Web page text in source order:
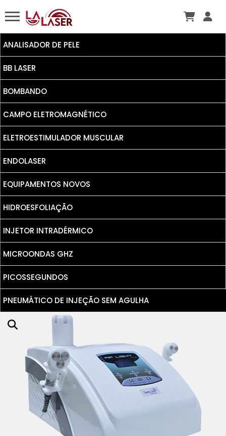
ANALISADOR DE PELE
BB LASER
BOMBANDO
CAMPO ELETROMAGNÉTICO
ELETROESTIMULADOR MUSCULAR
ENDOLASER
EQUIPAMENTOS NOVOS
HIDROESFOLIAÇÃO
INJETOR INTRADÉRMICO
MICROONDAS GHZ
PICOSSEGUNDOS
PNEUMÁTICO DE INJEÇÃO SEM AGULHA